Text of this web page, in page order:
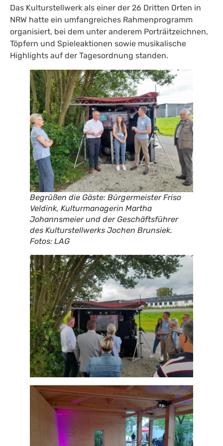
Das Kulturstellwerk als einer der 26 Dritten Orten in
NRW hatte ein umfangreiches Rahmenprogramm
organisiert, bei dem unter anderem Porträitzeichnen,
Töpfern und Spieleaktionen sowie musikalische
Highlights auf der Tagesordnung standen.
Begrüßen die Gäste: Bürgermeister Friso
Veldink, Kulturmanagerin Martha
Johannsmeier und der Geschäftsführer
des Kulturstellwerks Jochen Brunsiek.
Fotos: LAG